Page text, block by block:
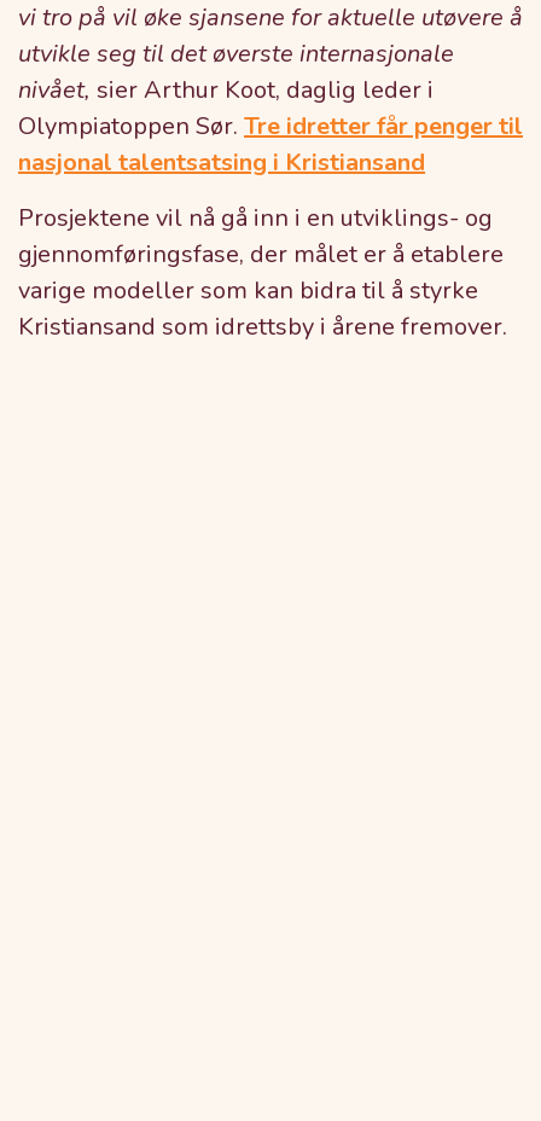
vi tro på vil øke sjansene for aktuelle utøvere å
utvikle seg til det øverste internasjonale
nivået, sier Arthur Koot, daglig leder i
Olympiatoppen Sør. Tre idretter får penger til
nasjonal talentsatsing i Kristiansand
Prosjektene vil nå gå inn i en utviklings- og
gjennomføringsfase, der målet er å etablere
varige modeller som kan bidra til å styrke
Kristiansand som idrettsby i årene fremover.